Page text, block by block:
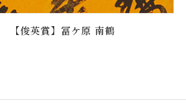
【俊英賞】冨ケ原 南鶴